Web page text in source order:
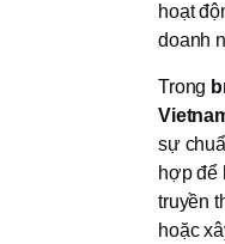
hoạt
doanh
Trong
sự
hợp để
truyền
hoặc